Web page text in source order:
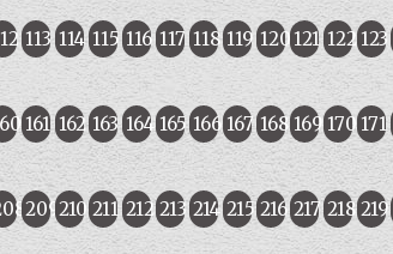
113 114 115 116 117 118 119 120121 122 123
161 162 163 164 165 166 167 168 169 170 171
209210 211 212 213 214 215 216 217 218 219